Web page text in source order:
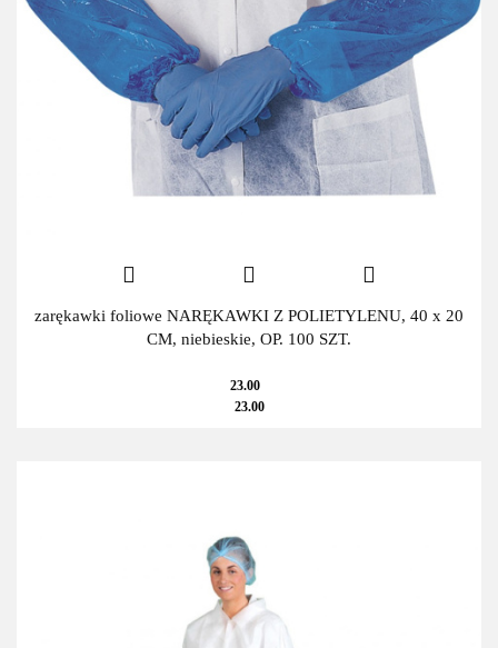
zarękawki foliowe NARĘKAWKI Z POLIETYLENU, 40 x 20
CM, niebieskie, OP. 100 SZT.
23.00
23.00